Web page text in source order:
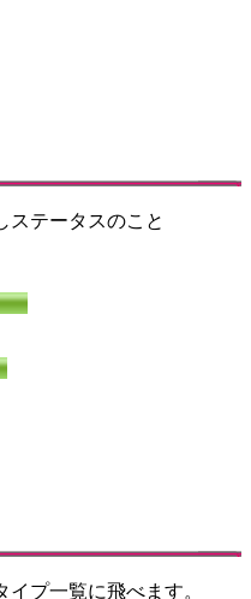
テータスのこと
プ一覧に飛べます。